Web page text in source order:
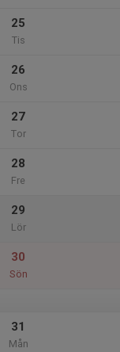
25
Tis
26
Ons
27
Tor
28
Fre
29
Lör
30
Sön
31
Mån